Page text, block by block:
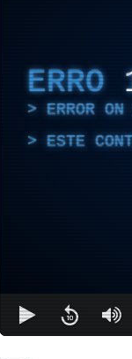
ERRO
ERROR
ESTE